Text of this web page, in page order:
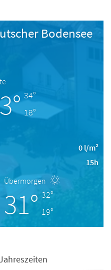
Bodensee
34°
18°
0 l/m²
15h
Übermorgen
31° 32°
19°